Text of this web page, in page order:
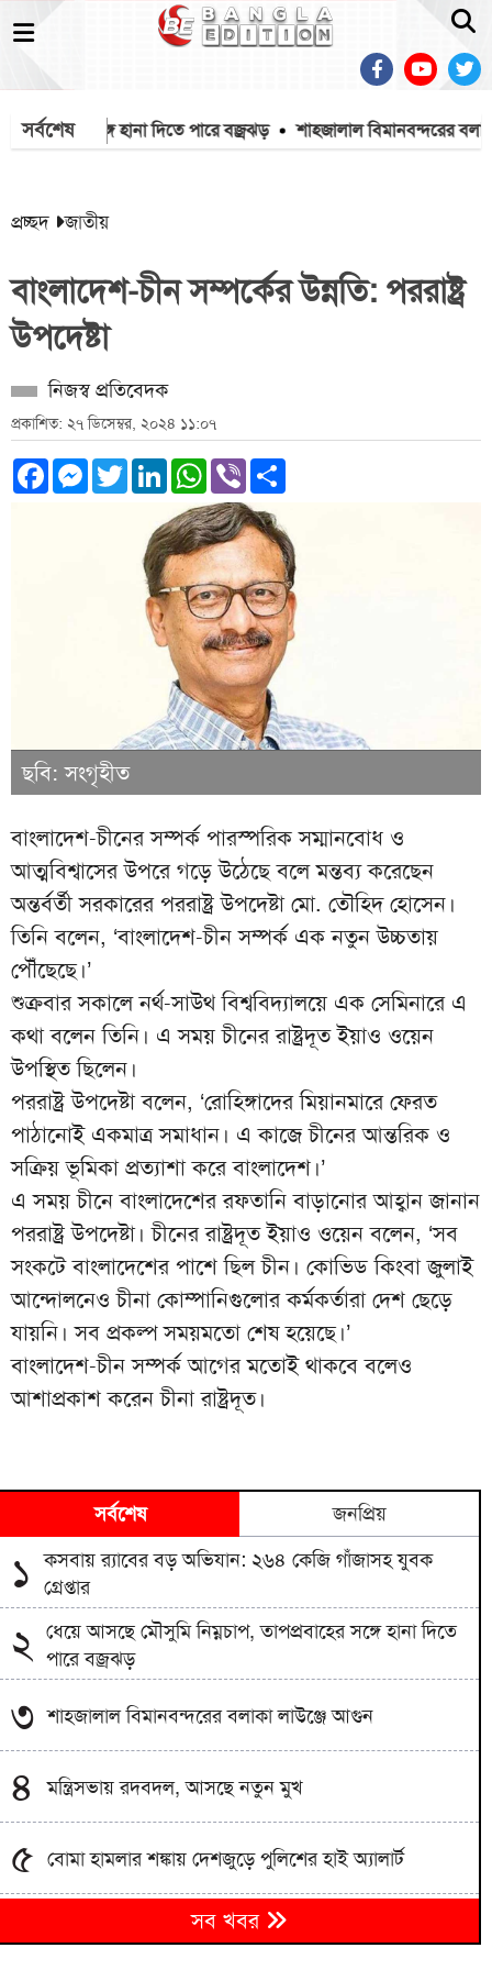
সর্বশেষসঙ্গে হানা দিতে পারে বজ্রঝড় শাহজালাল বিমানবন্দরের বলাকা
প্রচ্ছদ জাতীয়
বাংলাদেশ-চীন সম্পর্কের উন্নতি: পররাষ্ট্র
উপদেষ্টা
নিজস্ব প্রতিবেদক
প্রকাশিত: ২৭ ডিসেম্বর, ২০২৪ ১১:০৭
Facebook
Messenger
TwitterLinkedInWhatsApp
Viber
ছবি: সংগৃহীত
বাংলাদেশ-চীনের সম্পর্ক পারস্পরিক সম্মানবোধ ও
আত্মবিশ্বাসের উপরে গড়ে উঠেছে বলে মন্তব্য করেছেন
অন্তর্বর্তী সরকারের পররাষ্ট্র উপদেষ্টা মো. তৌহিদ হোসেন।
তিনি বলেন, ‘বাংলাদেশ-চীন সম্পর্ক এক নতুন উচ্চতায়
পৌঁছেছে।’
শুক্রবার সকালে নর্থ-সাউথ বিশ্ববিদ্যালয়ে এক সেমিনারে এ
কথা বলেন তিনি। এ সময় চীনের রাষ্ট্রদূত ইয়াও ওয়েন
উপস্থিত ছিলেন।
পররাষ্ট্র উপদেষ্টা বলেন, ‘রোহিঙ্গাদের মিয়ানমারে ফেরত
পাঠানোই একমাত্র সমাধান। এ কাজে চীনের আন্তরিক ও
সক্রিয় ভূমিকা প্রত্যাশা করে বাংলাদেশ।’
এ সময় চীনে বাংলাদেশের রফতানি বাড়ানোর আহ্বান জানান
পররাষ্ট্র উপদেষ্টা। চীনের রাষ্ট্রদূত ইয়াও ওয়েন বলেন, ‘সব
সংকটে বাংলাদেশের পাশে ছিল চীন। কোভিড কিংবা জুলাই
আন্দোলনেও চীনা কোম্পানিগুলোর কর্মকর্তারা দেশ ছেড়ে
যায়নি। সব প্রকল্প সময়মতো শেষ হয়েছে।’
বাংলাদেশ-চীন সম্পর্ক আগের মতোই থাকবে বলেও
আশাপ্রকাশ করেন চীনা রাষ্ট্রদূত।
সর্বশেষ জনপ্রিয়
১ কসবায় র‍্যাবের বড় অভিযান: ২৬৪ কেজি গাঁজাসহ যুবক
গ্রেপ্তার
২
ধেয়ে আসছে মৌসুমি নিম্নচাপ, তাপপ্রবাহের সঙ্গে হানা দিতে
পারে বজ্রঝড়
৩ শাহজালাল বিমানবন্দরের বলাকা লাউঞ্জে আগুন
৪ মন্ত্রিসভায় রদবদল, আসছে নতুন মুখ
৫ বোমা হামলার শঙ্কায় দেশজুড়ে পুলিশের হাই অ্যালার্ট
থাইল্যান্ডে কিশোরের এলোপাতাড়ি গুলিবর্ষণ, প্রাণ গেল ৭
জনের
সব খবর